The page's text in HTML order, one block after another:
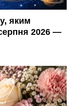
яким
2026 —